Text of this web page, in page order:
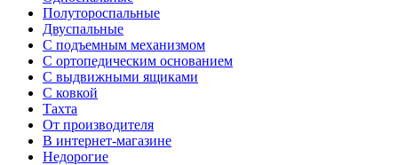
Полутороспальные
Двуспальные
С подъемным механизмом
С ортопедическим основанием
С выдвижными ящиками
С ковкой
Тахта
От производителя
В интернет-магазине
Недорогие